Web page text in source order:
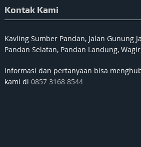
Kontak Kami
Kavling Sumber Pandan, Jalan Gunung
Pandan Selatan, Pandan Landung,
Informasi dan pertanyaan bisa
kami di 0857 3168 8544